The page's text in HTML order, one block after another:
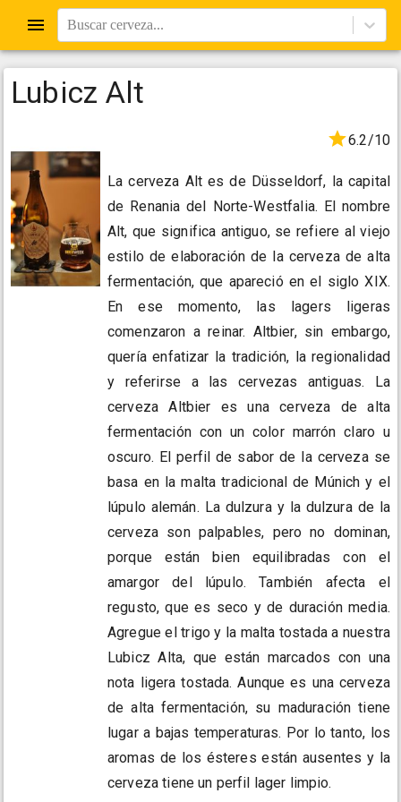
Buscar cerveza...
Lubicz Alt
6.2/10
La cerveza Alt es de Düsseldorf, la capital
de Renania del Norte-Westfalia. El nombre
Alt, que significa antiguo, se refiere al viejo
estilo de elaboración de la cerveza de alta
fermentación, que apareció en el siglo XIX.
En ese momento, las lagers ligeras
comenzaron a reinar. Altbier, sin embargo,
quería enfatizar la tradición, la regionalidad
y referirse a las cervezas antiguas. La
cerveza Altbier es una cerveza de alta
fermentación con un color marrón claro u
oscuro. El perfil de sabor de la cerveza se
basa en la malta tradicional de Múnich y el
lúpulo alemán. La dulzura y la dulzura de la
cerveza son palpables, pero no dominan,
porque están bien equilibradas con el
amargor del lúpulo. También afecta el
regusto, que es seco y de duración media.
Agregue el trigo y la malta tostada a nuestra
Lubicz Alta, que están marcados con una
nota ligera tostada. Aunque es una cerveza
de alta fermentación, su maduración tiene
lugar a bajas temperaturas. Por lo tanto, los
aromas de los ésteres están ausentes y la
cerveza tiene un perfil lager limpio.